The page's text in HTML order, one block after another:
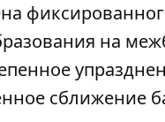
на
сближение